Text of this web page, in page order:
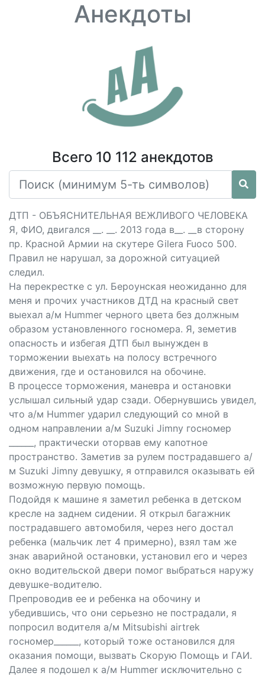
Анекдоты
Всего 10 112 анекдотов
ДТП - ОБЪЯСНИТЕЛЬНАЯ ВЕЖЛИВОГО ЧЕЛОВЕКА
Я, ФИО, двигался __. __. 2013 года в__. __в сторону
пр. Красной Армии на скутере Gilеrа Fuoco 500.
Правил не нарушал, за дорожной ситуацией
следил.
На перекрестке с ул. Бероунская неожиданно для
меня и прочих участников ДТД на красный свет
выехал а/м Hummеr черного цвета без должным
образом установленного госномера. Я, земетив
опасность и избегая ДТП был вынужден в
торможении выехать на полосу встречного
движения, где и остановился на обочине.
В процессе торможения, маневра и остановки
услышал сильный удар сзади. Обернувшись увидел,
что а/м Hummеr ударил следующий со мной в
одном направлении а/м Suzuki Jimnу госномер
______, практически оторвав ему капотное
пространство. Заметив за рулем пострадавшего а/
м Suzuki Jimnу девушку, я отправился оказывать ей
возможную первую помощь.
Подойдя к машине я заметил ребенка в детском
кресле на заднем сидении. Я открыл багажник
пострадавшего автомобиля, через него достал
ребенка (мальчик лет 4 примерно), взял там же
знак аварийной остановки, установил его и через
окно водительской двери помог выбраться наружу
девушке-водителю.
Препроводив ее и ребенка на обочину и
убедившись, что они серьезно не пострадали, я
попросил водителя а/м Mitsubishi аirtrеk
госномер______, который тоже остановился для
оказания помощи, вызвать Скорую Помощь и ГАИ.
Далее я подошел к а/м Hummеr исключительно с